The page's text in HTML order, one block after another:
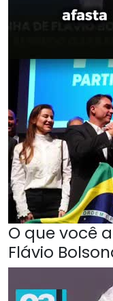
O que você
Flávio